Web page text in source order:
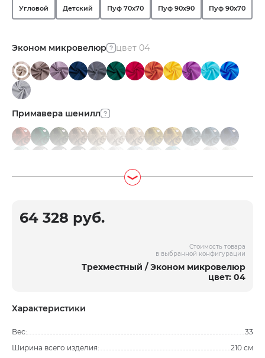
Угловой Детский Пуф 70х70 Пуф 90х90 Пуф 90х70
Эконом микровелюр цвет 04
Примавера шенилл
Стоимость товара
в выбранной конфигурации
Трехместный / Эконом микровелюр
цвет: 04
64 328 руб.
Характеристики
Вес:
33
Ширина всего изделия:
210 см